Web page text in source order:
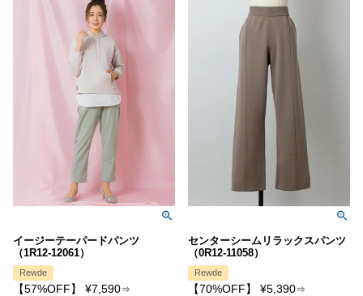
イージーテーパードパンツ
（1R12-12061）
Rewde
【57%OFF】 ¥7,590⇒
センターシームリラックスパンツ
（0R12-11058）
Rewde
【70%OFF】 ¥5,390⇒